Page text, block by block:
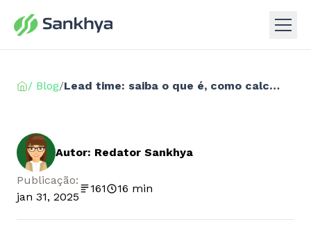
/ Blog/ Lead time: saiba o que é, como calcular e aplicar na sua empresa
Autor: Redator Sankhya
Publicação:
jan 31, 2025
161 16 min